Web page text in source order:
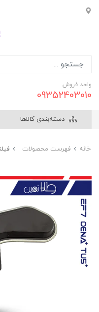
واحد فروش
09352403010
دسته‌بندی کالاها
خانه فهرست محصولات